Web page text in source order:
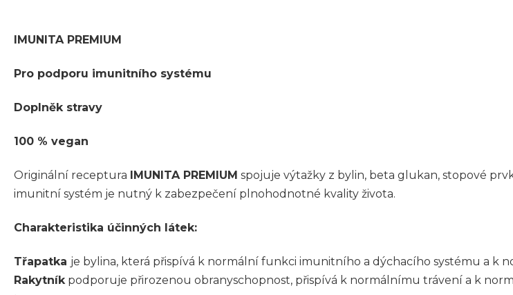
IMUNITA PREMIUM
Pro podporu imunitního systému
Doplněk stravy
100 % vegan
Originální receptura IMUNITA PREMIUM spojuje výtažky z bylin, beta glukan, stopové
imunitní systém je nutný k zabezpečení plnohodnotné kvality života.
Charakteristika účinných látek:
Třapatka je bylina, která přispívá k normální funkci imunitního a dýchacího systému a k
Rakytníkpodporuje přirozenou obranyschopnost, přispívá k normálnímu trávení a k